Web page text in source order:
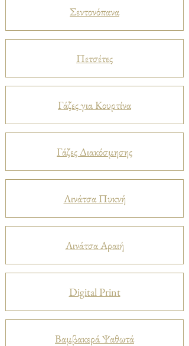
Σεντονόπανα
Πετσέτες
Γάζες για Κουρτίνα
Γάζες Διακόσμησης
Λινάτσα Πυκνή
Λινάτσα Αραιή
Digital Print
Βαμβακερά Ψαθωτά